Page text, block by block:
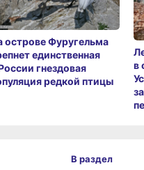
острове Фуругельма
единственная
гнездовая
редкой птицы
в
В раздел